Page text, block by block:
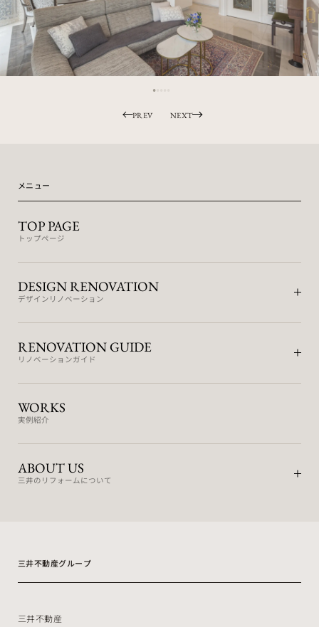
PREV NEXT
メニュー
TOP PAGE
トップページ
DESIGN RENOVATION
デザインリノベーション
RENOVATION GUIDE
リノベーションガイド
WORKS
実例紹介
ABOUT US
三井のリフォームについて
三井不動産グループ
三井不動産